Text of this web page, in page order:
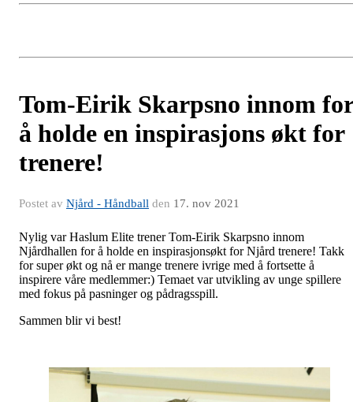
Tom-Eirik Skarpsno innom for
å holde en inspirasjons økt for
trenere!
Postet av Njård - Håndball den 17. nov 2021
Nylig var Haslum Elite trener Tom-Eirik Skarpsno innom
Njårdhallen for å holde en inspirasjonsøkt for Njård trenere! Takk
for super økt og nå er mange trenere ivrige med å fortsette å
inspirere våre medlemmer:) Temaet var utvikling av unge spillere
med fokus på pasninger og pådragsspill.
Sammen blir vi best!